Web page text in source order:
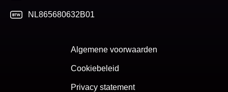
NL865680632B01
Algemene voorwaarden
Cookiebeleid
Privacy statement